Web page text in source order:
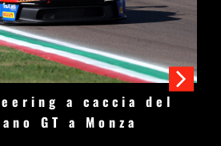
a caccia del
GT a Monza